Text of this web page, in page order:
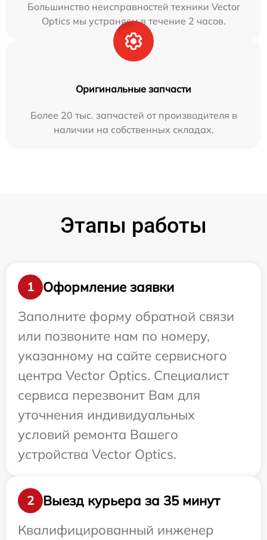
Большинство неисправностей техники Vector
Optics мы устраняем в течение 2 часов.
Оригинальные запчасти
Более 20 тыс. запчастей от производителя в
наличии на собственных складах.
Этапы работы
1
Оформление заявки
Заполните форму обратной связи
или позвоните нам по номеру,
указанному на сайте сервисного
центра Vector Optics. Специалист
сервиса перезвонит Вам для
уточнения индивидуальных
условий ремонта Вашего
устройства Vector Optics.
2
Выезд курьера за 35 минут
Квалифицированный инженер